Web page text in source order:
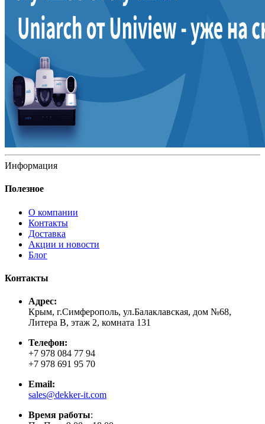
Информация
Полезное
О компании
Контакты
Доставка
Акции и новости
Блог
Контакты
Адрес:
Крым, г.Симферополь, ул.Балаклавская, дом №68,
Литера В, этаж 2, комната 131
Телефон:
+7 978 084 77 94
+7 978 691 95 70
Email:
sales@dekker-it.com
Время работы: